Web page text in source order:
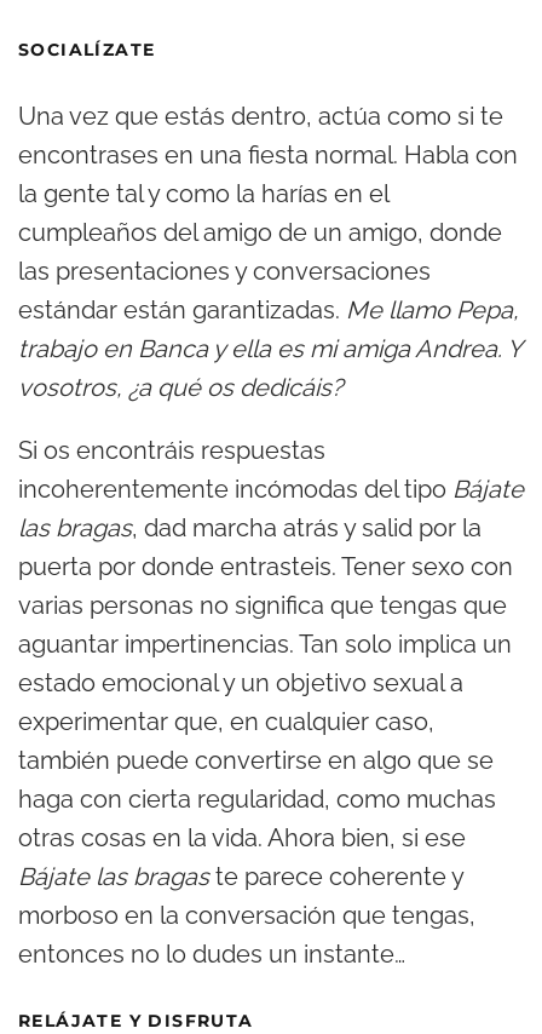
SOCIALÍZATE
Una vez que estás dentro, actúa como si te
encontrases en una fiesta normal. Habla con
la gente tal y como la harías en el
cumpleaños del amigo de un amigo, donde
las presentaciones y conversaciones
estándar están garantizadas. Me llamo Pepa,
trabajo en Banca y ella es mi amiga Andrea. Y
vosotros, ¿a qué os dedicáis?
Si os encontráis respuestas
incoherentemente incómodas del tipo Bájate
las bragas, dad marcha atrás y salid por la
puerta por donde entrasteis. Tener sexo con
varias personas no significa que tengas que
aguantar impertinencias. Tan solo implica un
estado emocional y un objetivo sexual a
experimentar que, en cualquier caso,
también puede convertirse en algo que se
haga con cierta regularidad, como muchas
otras cosas en la vida. Ahora bien, si ese
Bájate las bragaste parece coherente y
morboso en la conversación que tengas,
entonces no lo dudes un instante…
RELÁJATE Y DISFRUTA